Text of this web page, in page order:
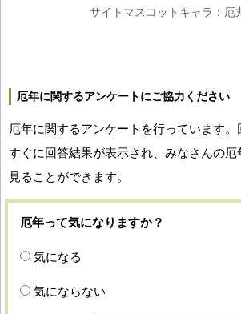
サイトマスコットキャラ：厄
厄年に関するアンケートにご協力ください
厄年に関するアンケートを行っています。
すぐに回答結果が表示され、みなさんの
見ることができます。
厄年って気になりますか？
気になる
気にならない